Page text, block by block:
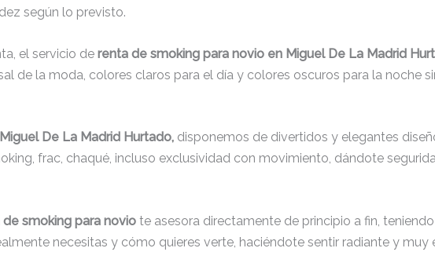
según lo previsto.
el servicio de renta de smoking para novio en Miguel De La Madrid
de la moda, colores claros para el día y colores oscuros para la noche
De La Madrid Hurtado, disponemos de divertidos y elegantes
frac, chaqué, incluso exclusividad con movimiento, dándote
de smoking para noviote asesora directamente de principio a fin,
necesitas y cómo quieres verte, haciéndote sentir radiante y muy